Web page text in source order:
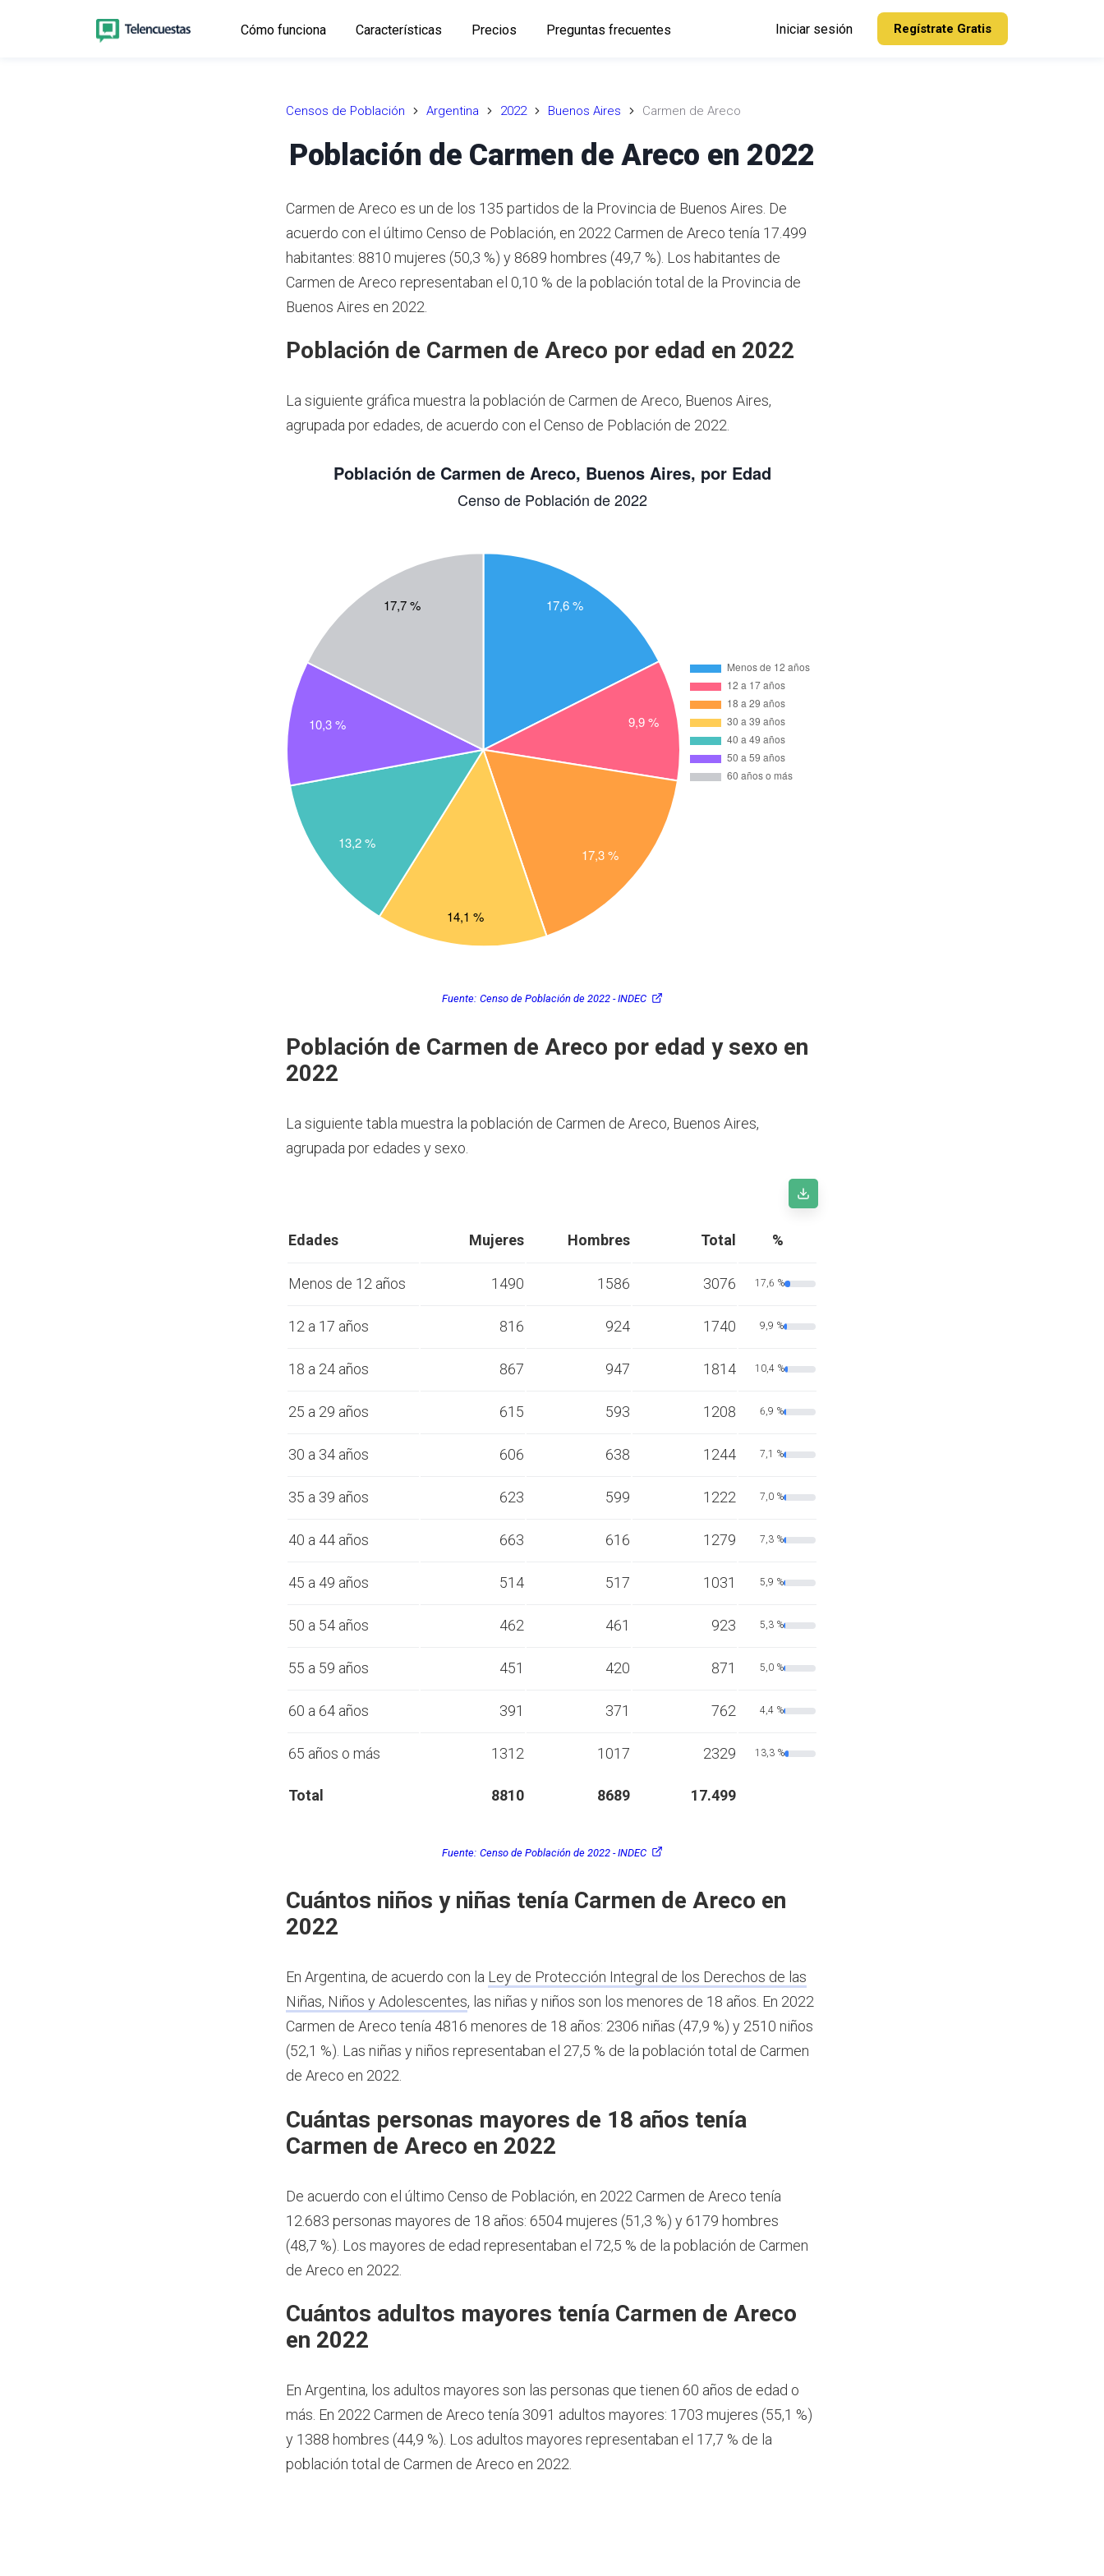
Cómo funciona Características Precios Preguntas frecuentes Iniciar sesión Regístrate Gratis
Censos de Población Argentina 2022 Buenos Aires Carmen de Areco
Población de Carmen de Areco en 2022
Carmen de Areco es un de los 135 partidos de la Provincia de Buenos Aires. De
acuerdo con el último Censo de Población, en 2022 Carmen de Areco tenía 17.499
habitantes: 8810 mujeres (50,3 %) y 8689 hombres (49,7 %). Los habitantes de
Carmen de Areco representaban el 0,10 % de la población total de la Provincia de
Buenos Aires en 2022.
Población de Carmen de Areco por edad en 2022
La siguiente gráfica muestra la población de Carmen de Areco, Buenos Aires,
agrupada por edades, de acuerdo con el Censo de Población de 2022.
Fuente: Censo de Población de 2022 - INDEC
Población de Carmen de Areco por edad y sexo en
2022
La siguiente tabla muestra la población de Carmen de Areco, Buenos Aires,
agrupada por edades y sexo.
Edades Mujeres Hombres Total %
Menos de 12 años 1490 1586 3076 17,6 %
12 a 17 años 816 924 1740 9,9 %
18 a 24 años 867 947 1814 10,4 %
25 a 29 años 615 593 1208 6,9 %
30 a 34 años 606 638 1244 7,1 %
35 a 39 años 623 599 1222 7,0 %
40 a 44 años 663 616 1279 7,3 %
45 a 49 años 514 517 1031 5,9 %
50 a 54 años 462 461 923 5,3 %
55 a 59 años 451 420 871 5,0 %
60 a 64 años 391 371 762 4,4 %
65 años o más 1312 1017 2329 13,3 %
Total 8810 8689 17.499
Fuente: Censo de Población de 2022 - INDEC
Cuántos niños y niñas tenía Carmen de Areco en
2022
En Argentina, de acuerdo con la Ley de Protección Integral de los Derechos de las
Niñas, Niños y Adolescentes, las niñas y niños son los menores de 18 años. En 2022
Carmen de Areco tenía 4816 menores de 18 años: 2306 niñas (47,9 %) y 2510 niños
(52,1 %). Las niñas y niños representaban el 27,5 % de la población total de Carmen
de Areco en 2022.
Cuántas personas mayores de 18 años tenía
Carmen de Areco en 2022
De acuerdo con el último Censo de Población, en 2022 Carmen de Areco tenía
12.683 personas mayores de 18 años: 6504 mujeres (51,3 %) y 6179 hombres
(48,7 %). Los mayores de edad representaban el 72,5 % de la población de Carmen
de Areco en 2022.
Cuántos adultos mayores tenía Carmen de Areco
en 2022
En Argentina, los adultos mayores son las personas que tienen 60 años de edad o
más. En 2022 Carmen de Areco tenía 3091 adultos mayores: 1703 mujeres (55,1 %)
y 1388 hombres (44,9 %). Los adultos mayores representaban el 17,7 % de la
población total de Carmen de Areco en 2022.